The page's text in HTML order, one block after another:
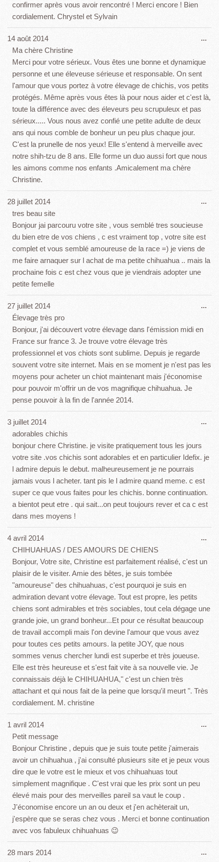
confirmer après vous avoir rencontré ! Merci encore ! Bien
cordialement. Chrystel et Sylvain
14 août 2014
Ma chère Christine
Merci pour votre sérieux. Vous êtes une bonne et dynamique
personne et une éleveuse sérieuse et responsable. On sent
l'amour que vous portez à votre élevage de chichis, vos petits
protégés. Même après vous êtes là pour nous aider et c'est là,
toute la différence avec des éleveurs peu scrupuleux et pas
sérieux..... Vous nous avez confié une petite adulte de deux
ans qui nous comble de bonheur un peu plus chaque jour.
C'est la prunelle de nos yeux! Elle s'entend à merveille avec
notre shih-tzu de 8 ans. Elle forme un duo aussi fort que nous
les aimons comme nos enfants .Amicalement ma chère
Christine.
...
28 juillet 2014
tres beau site
Bonjour jai parcouru votre site , vous semblé tres soucieuse
du bien etre de vos chiens , c est vraiment top , votre site est
complet et vous semblé amoureuse de la race =) je viens de
me faire arnaquer sur l achat de ma petite chihuahua .. mais la
prochaine fois c est chez vous que je viendrais adopter une
petite femelle
...
27 juillet 2014
Élevage très pro
Bonjour, j'ai découvert votre élevage dans l'émission midi en
France sur france 3. Je trouve votre élevage très
professionnel et vos chiots sont sublime. Depuis je regarde
souvent votre site internet. Mais en se moment je n'est pas les
moyens pour acheter un chiot maintenant mais j'économise
pour pouvoir m'offrir un de vos magnifique chihuahua. Je
pense pouvoir à la fin de l'année 2014.
...
3 juillet 2014
adorables chichis
bonjour chere Christine. je visite pratiquement tous les jours
votre site .vos chichis sont adorables et en particulier Idefix. je
l admire depuis le debut. malheureusement je ne pourrais
jamais vous l acheter. tant pis le l admire quand meme. c est
super ce que vous faites pour les chichis. bonne continuation.
a bientot peut etre . qui sait...on peut toujours rever et ca c est
dans mes moyens !
...
4 avril 2014
CHIHUAHUAS / DES AMOURS DE CHIENS
Bonjour, Votre site, Christine est parfaitement réalisé, c'est un
plaisir de le visiter. Amie des bêtes, je suis tombée
"amoureuse" des chihuahuas, c'est pourquoi je suis en
admiration devant votre élevage. Tout est propre, les petits
chiens sont admirables et très sociables, tout cela dégage une
grande joie, un grand bonheur...Et pour ce résultat beaucoup
de travail accompli mais l'on devine l'amour que vous avez
pour toutes ces petits amours. la petite JOY, que nous
sommes venus chercher lundi est superbe et très joueuse.
Elle est très heureuse et s'est fait vite à sa nouvelle vie. Je
connaissais déjà le CHIHUAHUA," c'est un chien très
attachant et qui nous fait de la peine que lorsqu'il meurt ". Très
cordialement. M. christine
...
1 avril 2014
Petit message
Bonjour Christine , depuis que je suis toute petite j'aimerais
avoir un chihuahua , j'ai consulté plusieurs site et je peux vous
dire que le votre est le mieux et vos chihuahuas tout
simplement magnifique . C'est vrai que les prix sont un peu
élevé mais pour des merveilles pareil sa vaut le coup .
J'économise encore un an ou deux et j'en achèterait un,
j'espère que se seras chez vous . Merci et bonne continuation
avec vos fabuleux chihuahuas 😉
...
28 mars 2014
...